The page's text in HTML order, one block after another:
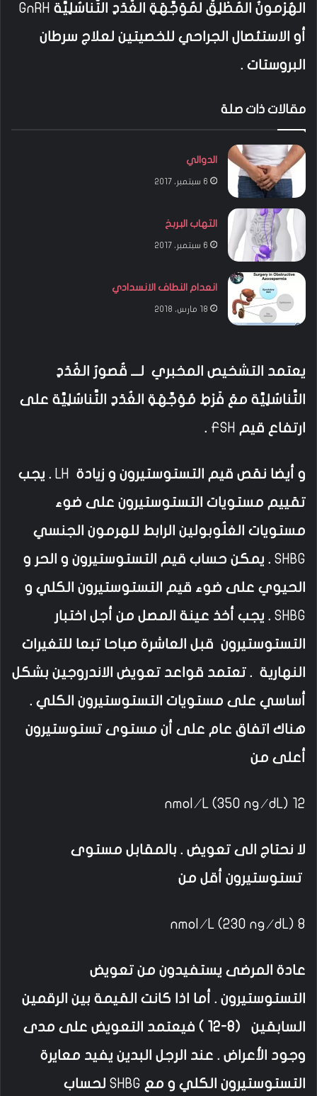
الهُرْمونُ المُطْلِقُ لمُوَجِّهَةِ الغُدَدِ التَّناسُلِيَّة GnRH
أو الاستئصال الجراحي للخصيتين لعلاج سرطان
البروستات .
مقالات ذات صلة
الدوالي
6 سبتمبر، 2017
التهاب البربخ
6 سبتمبر، 2017
انعدام النطاف الانسدادي
18 مارس، 2018
يعتمد التشخيص المخبري لـــ قُصورُ الغُدَدِ
التَّناسُلِيَّة معَ فَرْطِ مُوَجِّهَةِ الغُدَدِ التَّناسُلِيَّة على
ارتفاع قيم FSH
.
و أيضا نقص قيم التستوستيرون و زيادة LH . يجب
تقييم مستويات التستوستيرون على ضوء
مستويات الغلُوبولين الرابط للهرمون الجنسي
SHBG . يمكن حساب قيم التستوستيرون و الحر و
الحيوي على ضوء قيم التستوستيرون الكلي و
SHBG . يجب أخذ عينة المصل من أجل اختبار
التستوستيرون قبل العاشرة صباحا تبعا للتغيرات
النهارية . تعتمد قواعد تعويض الاندروجين بشكل
أساسي على مستويات التستوستيرون الكلي .
هناك اتفاق عام على أن مستوى تستوستيرون
أعلى من
12 nmol ⁄ L (350 ng ⁄ dL)
لا نحتاج الى تعويض . بالمقابل مستوى
تستوستيرون أقل من
8 nmol ⁄ L (230 ng ⁄ dL)
عادة المرضى يستفيدون من تعويض
التستوستيرون . أما اذا كانت القيمة بين الرقمين
السابقين (8-12 ) فيعتمد التعويض على مدى
وجود الأعراض . عند الرجل البدين يفيد معايرة
التستوستيرون الكلي و مع SHBG لحساب